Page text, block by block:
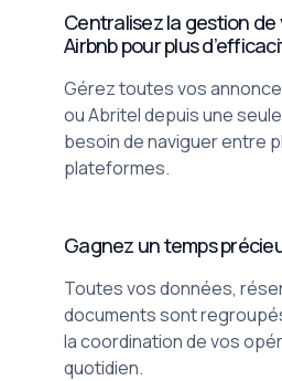
Centralisez la gestion
Airbnb pour plus
Gérez toutes vos
ou Abritel depuis une
besoin de naviguer entre
plateformes.
Gagnez un temps
Toutes vos données,
documents sont
la coordination de vos
quotidien.